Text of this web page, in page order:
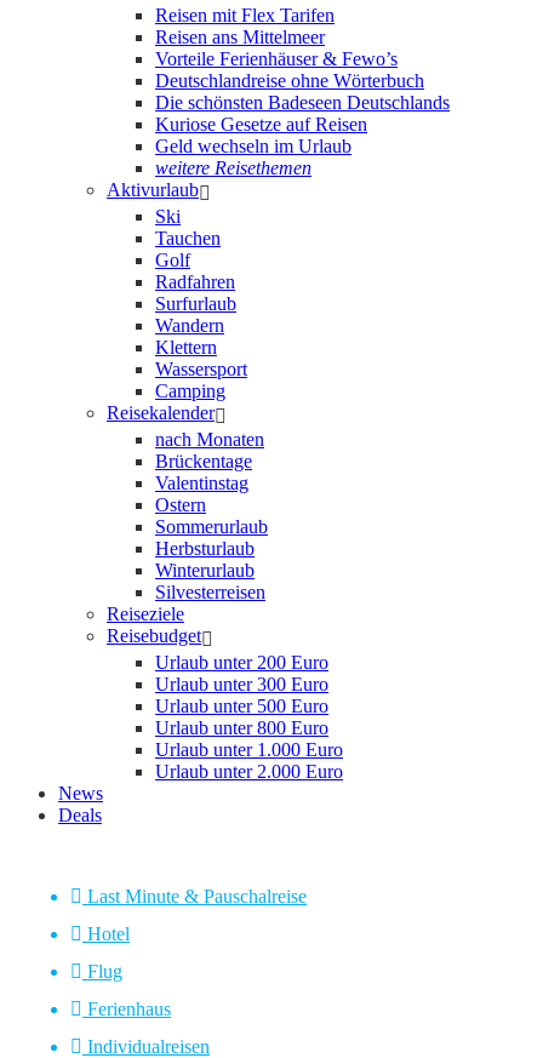
Reisen mit Flex Tarifen
Reisen ans Mittelmeer
Vorteile Ferienhäuser & Fewo’s
Deutschlandreise ohne Wörterbuch
Die schönsten Badeseen Deutschlands
Kuriose Gesetze auf Reisen
Geld wechseln im Urlaub
weitere Reisethemen
Aktivurlaub
Ski
Tauchen
Golf
Radfahren
Surfurlaub
Wandern
Klettern
Wassersport
Camping
Reisekalender
nach Monaten
Brückentage
Valentinstag
Ostern
Sommerurlaub
Herbsturlaub
Winterurlaub
Silvesterreisen
Reiseziele
Reisebudget
Urlaub unter 200 Euro
Urlaub unter 300 Euro
Urlaub unter 500 Euro
Urlaub unter 800 Euro
Urlaub unter 1.000 Euro
Urlaub unter 2.000 Euro
News
Deals
Last Minute & Pauschalreise
Hotel
Flug
Ferienhaus
Individualreisen